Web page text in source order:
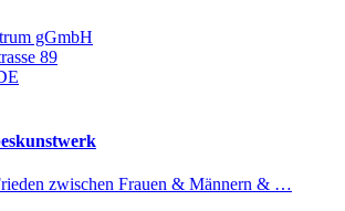
gGmbH
89
zwischen Frauen & Männern & …